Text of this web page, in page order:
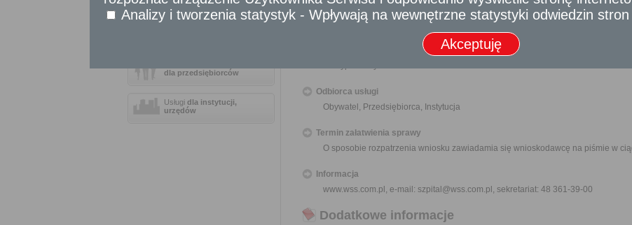
Sprawy obywatelskie
Udostępnianie informacji publicznej
dla przedsiębiorców
Usługi dla instytucji,
urzędów
Nikt nie może być narażony na jakikolwiek uszczerbek lub zarzut z
dostarczenia materiału do publikacji o znamionach wniosku, jeżeli działał w
Odbiorca usługi
Obywatel, Przedsiębiorca, Instytucja
Termin załatwienia sprawy
O sposobie rozpatrzenia wniosku zawiadamia się wnioskodawcę na piśmie w
Informacja
www.wss.com.pl, e-mail: szpital@wss.com.pl, sekretariat: 48 361-39-00
Dodatkowe informacje
Analizy i tworzenia statystyk - Wpływają na wewnętrzne statystyki odwiedzin stron
Akceptuję